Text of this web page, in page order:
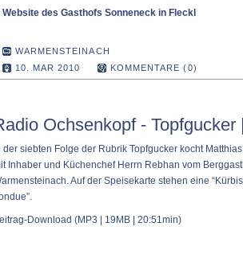
Website des Gasthofs Sonneneck in Fleckl
WARMENSTEINACH
10. MAR 2010
KOMMENTARE (0)
Ochsenkopf - Topfgucker
der siebten Folge der Rubrik Topfgucker kocht
Inhaber und Küchenchef Herrn Rebhan vom
Auf der Speisekarte stehen eine
Download (MP3 | 19MB | 20:51min)